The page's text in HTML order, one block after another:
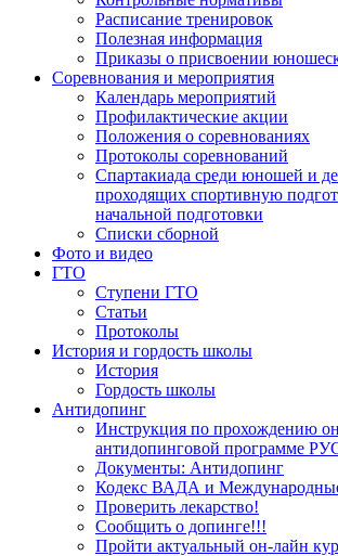
Расписание тренировок
Полезная информация
Приказы о присвоении
Соревнования и мероприятия
Календарь мероприятий
Профилактические акции
Положения о соревнованиях
Протоколы соревнований
Спартакиада среди юношей и
проходящих спортивную
начальной подготовки
Списки сборной
Фото и видео
ГТО
Ступени ГТО
Статьи
Протоколы
История и гордость школы
История
Гордость школы
Антидопинг
Инструкция по прохождению
антидопинговой программе
Документы: Антидопинг
Кодекс ВАДА и
Проверить лекарство!
Сообщить о допинге!!!
Пройти актуальный он-лайн